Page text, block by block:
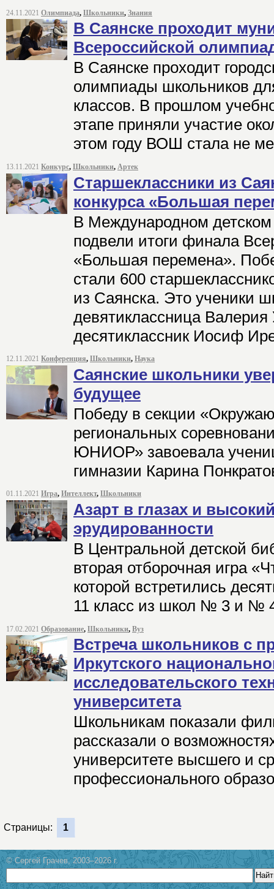
24.11.2021 Олимпиада, Школьники, Знания
В Саянске проходит
Всероссийской
В Саянске проходит
олимпиады школьников
классов. В прошлом
этапе приняли участие
этом году ВОШ стала не
13.11.2021 Конкурс, Школьники, Артек
Старшеклассники из
конкурса «Большая
В Международном детском
подвели итоги финала
«Большая перемена».
стали 600
из Саянска. Это ученики
девятиклассница Валерия
десятиклассник Иосиф
12.11.2021 Конференция, Школьники, Наука
Саянские школьники
будущее
Победу в секции
региональных
ЮНИОР» завоевала
гимназии Карина
01.11.2021 Игра, Интеллект, Школьники
Азарт в глазах и
эрудированности
В Центральной детской
вторая отборочная игра
которой встретились
11 класс из школ № 3 и №
17.02.2021 Образование, Школьники, Вуз
Встреча школьников с
Иркутского
исследовательского
университета
Школьникам показали
рассказали о
университете высшего и
профессионального
Страницы: 1
© Сергей Грачев, 2003–2026 г.